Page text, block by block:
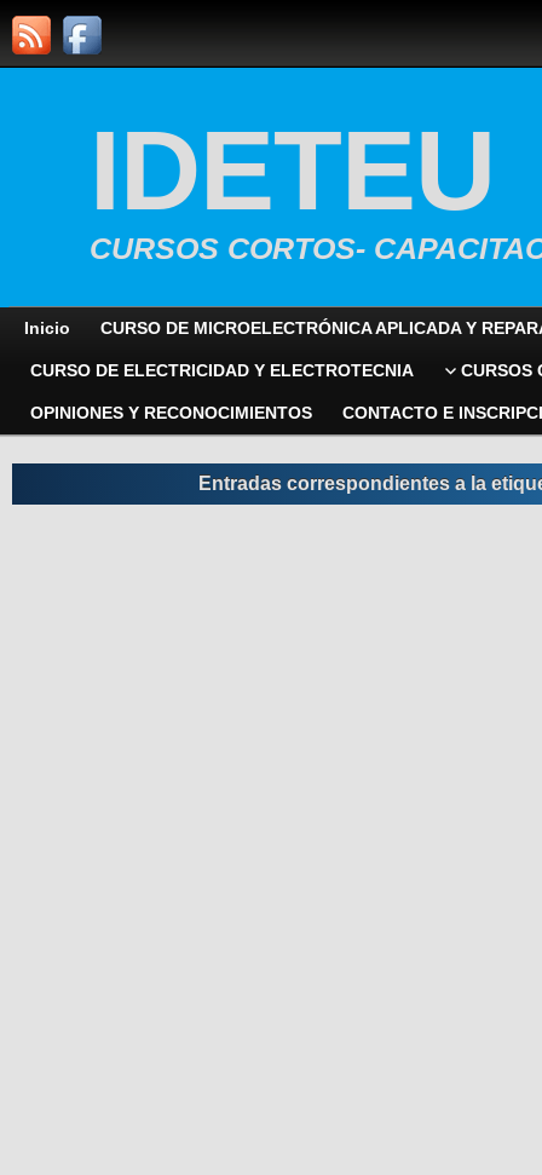
IDETEU
CURSOS CORTOS-
Inicio CURSO DE MICROELECTRÓNICA APLICADA Y
CURSO DE ELECTRICIDAD Y ELECTROTECNIA CURSOS
OPINIONES Y RECONOCIMIENTOS CONTACTO E
Entradas correspondientes a la